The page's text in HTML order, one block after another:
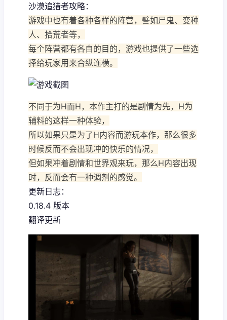
沙漠追猎者攻略：
游戏中也有着各种各样的阵营，譬如尸鬼、变种
人、拾荒者等，
每个阵营都有各自的目的，游戏也提供了一些选
择给玩家用来合纵连横。
不同于为H而H，本作主打的是剧情为先，H为
辅料的这样一种体验，
所以如果只是为了H内容而游玩本作，那么很多
时候反而不会出现冲的快乐的情况，
但如果冲着剧情和世界观来玩，那么H内容出现
时，反而会有一种调剂的感觉。
更新日志：
0.18.4 版本
翻译更新